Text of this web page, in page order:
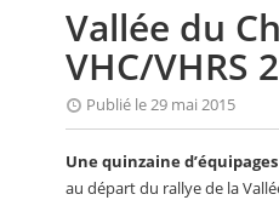
ANNUAIRES
PETITES ANNONCES
Vallée du
VHC/VHRS
Publié le 29 mai 2015
Une quinzaine
au départ du rallye de la